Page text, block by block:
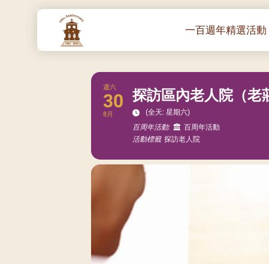
一百週年精選活動
堂區100週年嘉年華
靈修講座 :教宗通
– 夏主教主講
聖體出遊：聖體聖血
《百年人海》音樂
禧年活動 – 希望之
主保瞻禮彌撒及聚
週六
30
8月
探訪區內老人院（老
(全天: 星期六)
百周年活動:
百周年活動
活動標籤 探訪老人院